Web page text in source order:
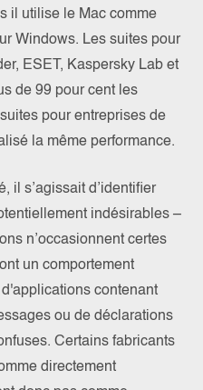
il utilise le Mac comme
Windows. Les suites pour
ESET, Kaspersky Lab et
de 99 pour cent les
pour entreprises de
la même performance.
il s’agissait d’identifier
indésirables –
n’occasionnent certes
un comportement
contenant
ou de déclarations
Certains fabricants
directement